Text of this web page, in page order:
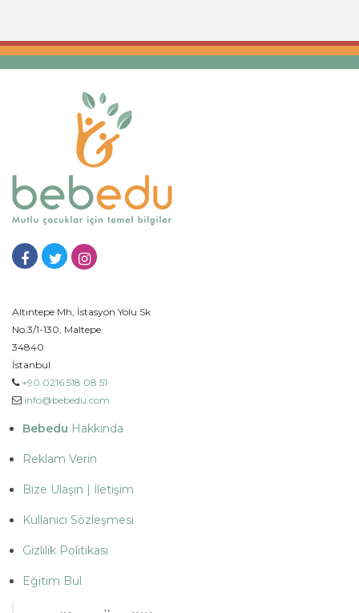
Altıntepe Mh, İstasyon Yolu Sk
No:3/1-130, Maltepe
34840
İstanbul
+90 0216 518 08 51
info@bebedu.com
Bebedu Hakkında
Reklam Verin
Bize Ulaşın | İletişim
Kullanıcı Sözleşmesi
Gizlilik Politikası
Eğitim Bul